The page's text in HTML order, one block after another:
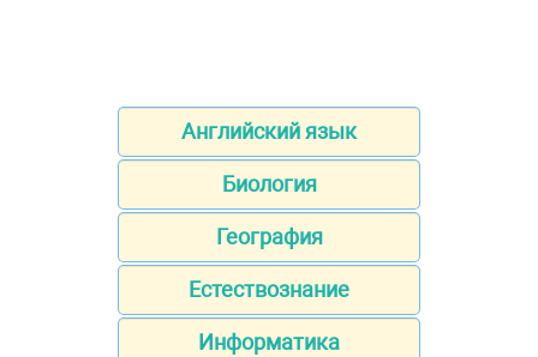
Английский язык
Биология
География
Естествознание
Информатика